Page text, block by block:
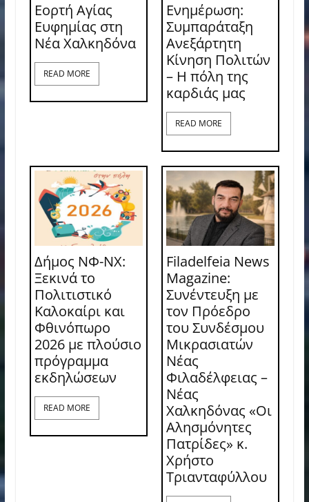
Εορτή Αγίας
Ευφημίας στη
Νέα Χαλκηδόνα
READ MORE
Ενημέρωση:
Συμπαράταξη
Ανεξάρτητη
Κίνηση Πολιτών
– Η πόλη της
καρδιάς μας
READ MORE
Δήμος ΝΦ-ΝΧ:
Ξεκινά το
Πολιτιστικό
Καλοκαίρι και
Φθινόπωρο
2026 με πλούσιο
πρόγραμμα
εκδηλώσεων
READ MORE
Filadelfeia News
Magazine:
Συνέντευξη με
τον Πρόεδρο
του Συνδέσμου
Μικρασιατών
Νέας
Φιλαδέλφειας –
Νέας
Χαλκηδόνας «Οι
Αλησμόνητες
Πατρίδες» κ.
Χρήστο
Τριανταφύλλου